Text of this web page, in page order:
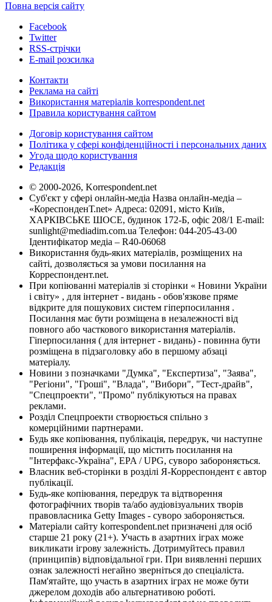
Повна версія сайту
Facebook
Twitter
RSS-стрічки
E-mail розсилка
Контакти
Реклама на сайті
Використання матеріалів korrespondent.net
Правила користування сайтом
Договір користування сайтом
Політика у сфері конфіденційності і персональних даних
Угода щодо користування
Редакція
© 2000-2026, Korrespondent.net
Суб'єкт у сфері онлайн-медіа Назва онлайн-медіа –
«КореспонденТ.net» Адреса: 02091, місто Київ,
ХАРКІВСЬКЕ ШОСЕ, будинок 172-Б, офіс 208/1 E-mail:
sunlight@mediadim.com.ua Телефон: 044-205-43-00
Ідентифікатор медіа – R40-06068
Використання будь-яких матеріалів, розміщених на
сайті, дозволяється за умови посилання на
Корреспондент.net.
При копіюванні матеріалів зі сторінки « Новини України
і світу» , для інтернет - видань - обов'язкове пряме
відкрите для пошукових систем гіперпосилання .
Посилання має бути розміщена в незалежності від
повного або часткового використання матеріалів.
Гіперпосилання ( для інтернет - видань) - повинна бути
розміщена в підзаголовку або в першому абзаці
матеріалу.
Новини з позначками "Думка", "Експертиза", "Заява",
"Регіони", "Гроші", "Влада", "Вибори", "Тест-драйв",
"Спецпроекти", "Промо" публікуються на правах
реклами.
Розділ Спецпроекти створюється спільно з
комерційними партнерами.
Будь яке копіювання, публікація, передрук, чи наступне
поширення інформації, що містить посилання на
"Інтерфакс-Україна", EPA / UPG, суворо забороняється.
Власник веб-сторінки в розділі Я-Корреспондент є автор
публікації.
Будь-яке копіювання, передрук та відтворення
фотографічних творів та/або аудіовізуальних творів
правовласника Getty Images - суворо забороняється.
Матеріали сайту korrespondent.net призначені для осіб
старше 21 року (21+). Участь в азартних іграх може
викликати ігрову залежність. Дотримуйтесь правил
(принципів) відповідальної гри. При виявленні перших
ознак залежності негайно зверніться до спеціаліста.
Пам'ятайте, що участь в азартних іграх не може бути
джерелом доходів або альтернативою роботі.